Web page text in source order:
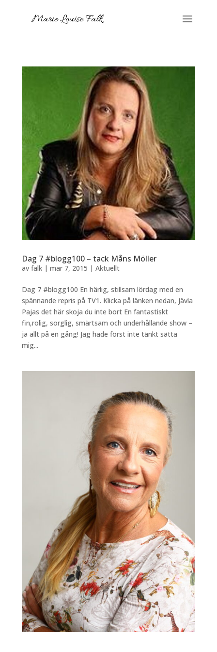
Dag 7 #blogg100 – tack Måns Möller
av falk| mar 7, 2015 | Aktuellt
Dag 7 #blogg100 En härlig, stillsam lördag med en
spännande repris på TV1. Klicka på länken nedan, Jävla
Pajas det här skoja du inte bort En fantastiskt
fin,rolig, sorglig, smärtsam och underhållande show –
ja allt på en gång! Jag hade först inte tänkt sätta
mig...